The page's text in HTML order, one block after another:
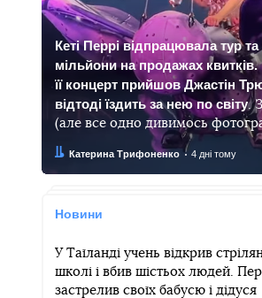
Кеті Перрі відпрацювала тур
мільйони на продажах квитків.
її концерт прийшов Джастін
відтоді їздить за нею по світу.
(але все одно дивимось
Автор:
Катерина Трифоненко
Дата: 4 дні тому
Новини
У Таїланді учень відкрив
школі і вбив шістьох людей.
застрелив своїх бабусю і дідуся